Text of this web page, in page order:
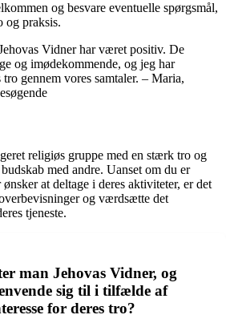
og besvare eventuelle spørgsmål,
og praksis.
Vidner har været positiv. De
og imødekommende, og jeg har
gennem vores samtaler. – Maria,
religiøs gruppe med en stærk tro og
med andre. Uanset om du er
at deltage i deres aktiviteter, er det
og værdsætte det
tjeneste.
man Jehovas Vidner, og
sig til i tilfælde af
for deres tro?